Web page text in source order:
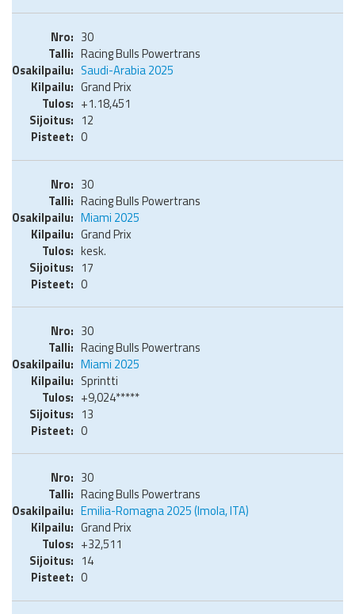
30
Racing Bulls Powertrans
Saudi-Arabia 2025
Grand Prix
+1.18,451
12
0
30
Racing Bulls Powertrans
Miami 2025
Grand Prix
kesk.
17
0
30
Racing Bulls Powertrans
Miami 2025
Sprintti
+9,024*****
13
0
30
Racing Bulls Powertrans
Emilia-Romagna 2025 (Imola, ITA)
Grand Prix
+32,511
14
0